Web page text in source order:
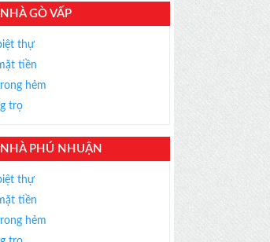
tình,
GÒ VẤP
thự
tiền
hẻm
trọ
PHÚ NHUẬN
thự
tiền
hẻm